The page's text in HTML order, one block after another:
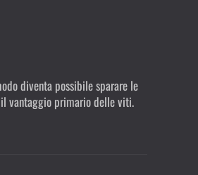
diventa possibile sparare le
vantaggio primario delle viti.